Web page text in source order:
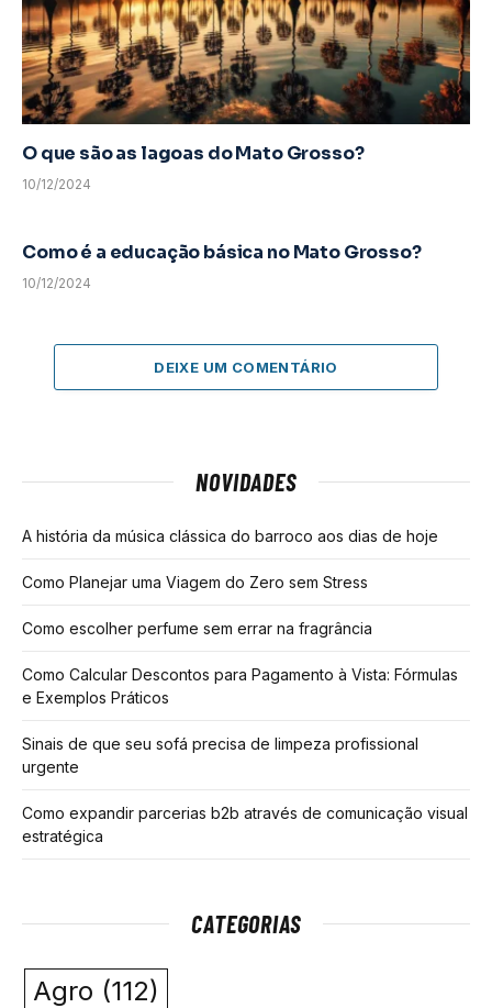
O que são as lagoas do Mato Grosso?
10/12/2024
Como é a educação básica no Mato Grosso?
10/12/2024
DEIXE UM COMENTÁRIO
NOVIDADES
A história da música clássica do barroco aos dias de hoje
Como Planejar uma Viagem do Zero sem Stress
Como escolher perfume sem errar na fragrância
Como Calcular Descontos para Pagamento à Vista: Fórmulas
e Exemplos Práticos
Sinais de que seu sofá precisa de limpeza profissional
urgente
Como expandir parcerias b2b através de comunicação visual
estratégica
CATEGORIAS
Agro (112)